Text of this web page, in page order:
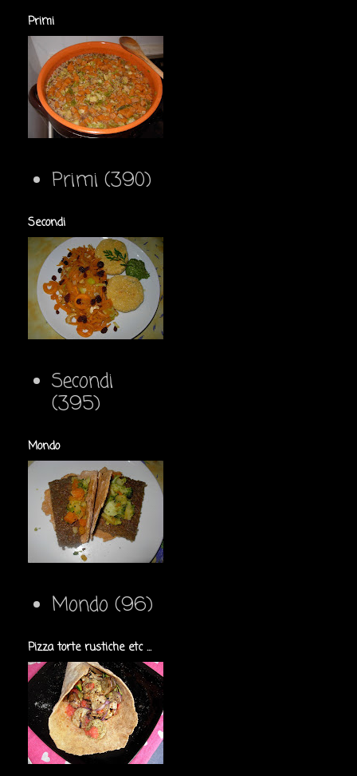
Primi
Primi (390)
Secondi
Secondi
(395)
Mondo
Mondo (96)
Pizza torte rustiche etc ...